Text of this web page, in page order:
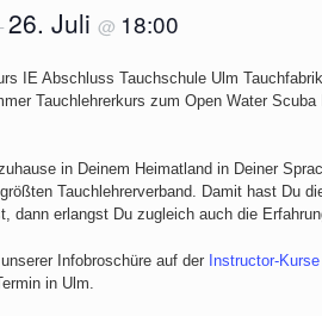
26. Juli @ 18:00
Tauchlehrerkurs zum Open Water
in Deinem Heimatland in Deiner
Tauchlehrerverband. Damit hast Du
dann erlangst Du zugleich auch die
Infobroschüre auf der Instructor-
in Ulm.